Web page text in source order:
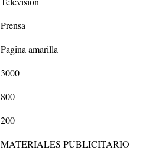
Prensa
Pagina amarilla
3000
800
200
MATERIALES PUBLICITARIO